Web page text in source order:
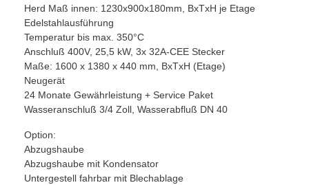
Herd Maß innen: 1230x900x180mm, BxTxH je Etage
Edelstahlausführung
Temperatur bis max. 350°C
Anschluß 400V, 25,5 kW, 3x 32A-CEE Stecker
Maße: 1600 x 1380 x 440 mm, BxTxH (Etage)
Neugerät
24 Monate Gewährleistung + Service Paket
Wasseranschluß 3/4 Zoll, Wasserabfluß DN 40
Option:
Abzugshaube
Abzugshaube mit Kondensator
Untergestell fahrbar mit Blechablage